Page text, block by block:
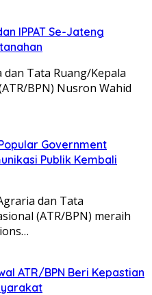
IPPAT Se-Jateng
dan Tata Ruang/Kepala
BPN) Nusron Wahid
Government
Publik Kembali
dan Tata
(ATR/BPN) meraih
ATR/BPN Beri Kepastian